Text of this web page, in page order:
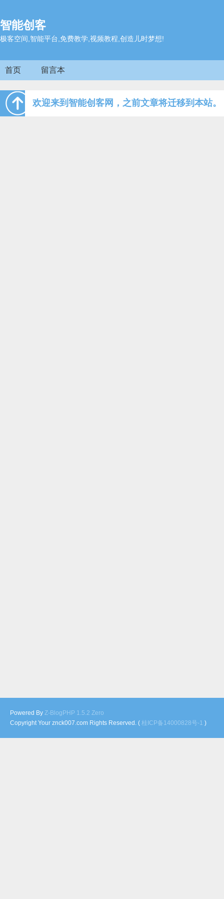
智能创客
极客空间,智能平台,免费教学,视频教程,创造儿时梦想!
首页 留言本
欢迎来到智能创客网，之前文章将迁移到本站。
Powered By Z-BlogPHP 1.5.2 Zero
Copyright Your znck007.com Rights Reserved. ( 桂ICP备14000828号-1 )